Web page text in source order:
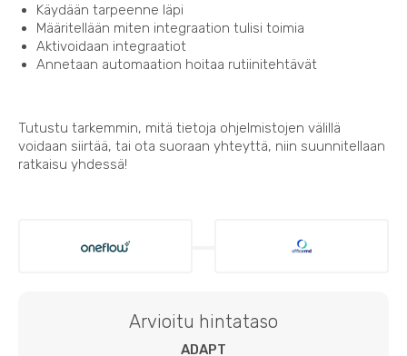
Käydään tarpeenne läpi
Määritellään miten integraation tulisi toimia
Aktivoidaan integraatiot
Annetaan automaation hoitaa rutiinitehtävät
Tutustu tarkemmin, mitä tietoja ohjelmistojen välillä
voidaan siirtää, tai ota suoraan yhteyttä, niin suunnitellaan
ratkaisu yhdessä!
Arvioitu hintataso
ADAPT